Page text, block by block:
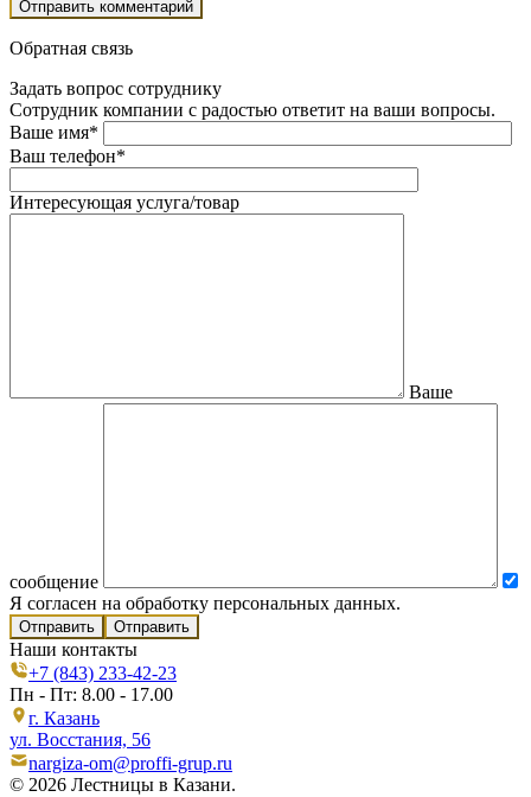
Обратная связь
Задать вопрос сотруднику
Сотрудник компании с радостью ответит на ваши вопросы.
Ваше имя*
Ваш телефон*
Интересующая услуга/товар
Ваше
сообщение
Я согласен на обработку персональных данных.
Отправить
Наши контакты
+7 (843) 233-42-23
Пн - Пт: 8.00 - 17.00
г. Казань
ул. Восстания, 56
nargiza-om@proffi-grup.ru
© 2026 Лестницы в Казани.